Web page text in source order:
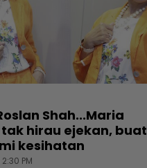
Shah...Maria
hirau ejekan, buat
kesihatan
PM